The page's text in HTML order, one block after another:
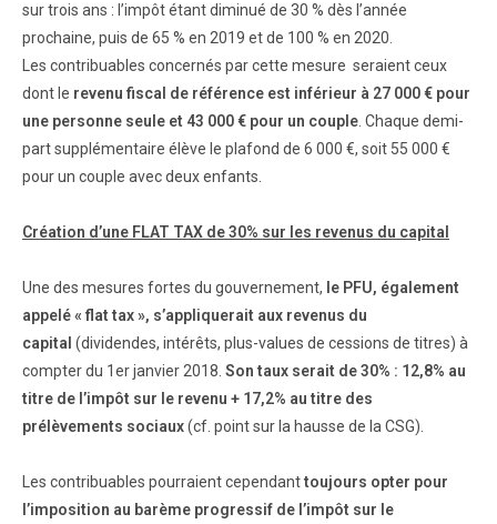
sur trois ans : l’impôt étant diminué de 30 % dès l’année
prochaine, puis de 65 % en 2019 et de 100 % en 2020.
Les contribuables concernés par cette mesure seraient ceux
dont le revenu fiscal de référence est inférieur à 27 000 € pour
une personne seule et 43 000 € pour un couple . Chaque demi-
part supplémentaire élève le plafond de 6 000 €, soit 55 000 €
pour un couple avec deux enfants.
Création d’une FLAT TAX de 30% sur les revenus du capital
Une des mesures fortes du gouvernement, le PFU, également
appelé « flat tax », s’appliquerait aux revenus du
capital (dividendes, intérêts, plus-values de cessions de titres) à
compter du 1er janvier 2018. Son taux serait de 30% : 12,8% au
titre de l’impôt sur le revenu + 17,2% au titre des
prélèvements sociaux(cf. point sur la hausse de la CSG).
Les contribuables pourraient cependanttoujours opter pour
l’imposition au barème progressif de l’impôt sur le